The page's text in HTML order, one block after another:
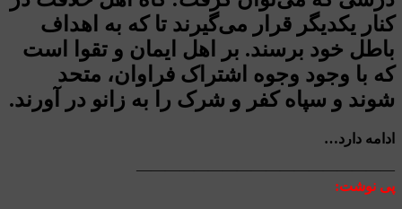
کنار یکدیگر قرار می‌گیرند تا که به اهداف
باطل خود برسند. بر اهل ایمان و تقوا است
که با وجود وجوه اشتراک فراوان، متحد
شوند و سپاه کفر و شرک را به زانو در آورند.
ادامه دارد…
——————————————————
پی نوشت: